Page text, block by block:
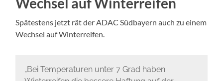
Spätestens jetzt rät der ADAC Südbayern auch zu einem
Wechsel auf Winterreifen.
„Bei Temperaturen unter 7 Grad haben